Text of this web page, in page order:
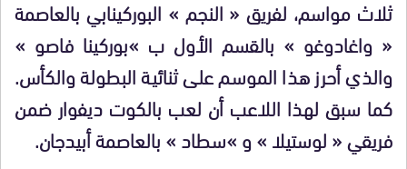
ثلاث مواسم، لفريق « النجم » البوركينابي بالعاصمة
« واغادوغو » بالقسم الأول ب »بوركينا فاصو »
والذي أحرز هذا الموسم على ثنائية البطولة والكأس.
كما سبق لهذا اللاعب أن لعب بالكوت ديفوار ضمن
فريقي « لوستيلا » و »سطاد » بالعاصمة أبيدجان.